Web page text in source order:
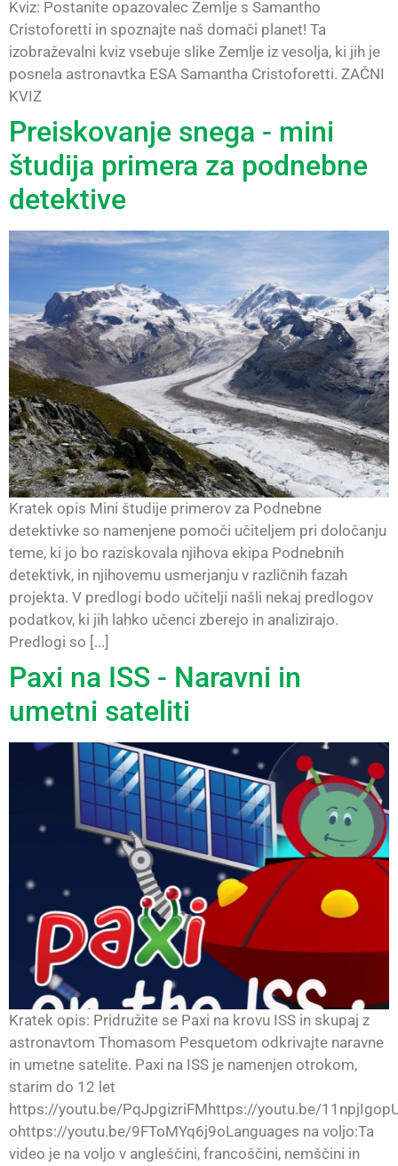
Kviz: Postanite opazovalec Zemlje s Samantho
Cristoforetti in spoznajte naš domači planet! Ta
izobraževalni kviz vsebuje slike Zemlje iz vesolja, ki jih je
posnela astronavtka ESA Samantha Cristoforetti. ZAČNI
KVIZ
Preiskovanje snega - mini
študija primera za podnebne
detektive
Kratek opis Mini študije primerov za Podnebne
detektivke so namenjene pomoči učiteljem pri določanju
teme, ki jo bo raziskovala njihova ekipa Podnebnih
detektivk, in njihovemu usmerjanju v različnih fazah
projekta. V predlogi bodo učitelji našli nekaj predlogov
podatkov, ki jih lahko učenci zberejo in analizirajo.
Predlogi so [...]
Paxi na ISS - Naravni in
umetni sateliti
Kratek opis: Pridružite se Paxi na krovu ISS in skupaj z
astronavtom Thomasom Pesquetom odkrivajte naravne
in umetne satelite. Paxi na ISS je namenjen otrokom,
starim do 12 let
https://youtu.be/PqJpgizriFMhttps://youtu.be/
ohttps://youtu.be/9FToMYq6j9oLanguages na voljo:Ta
video je na voljo v angleščini, francoščini, nemščini in